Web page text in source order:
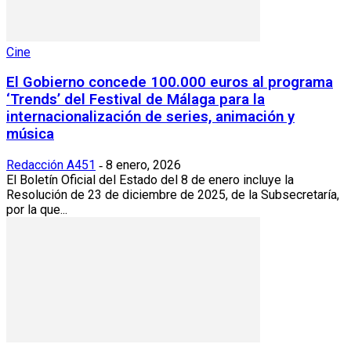
Cine
El Gobierno concede 100.000 euros al programa
‘Trends’ del Festival de Málaga para la
internacionalización de series, animación y
música
Redacción A451 - 8 enero, 2026
El Boletín Oficial del Estado del 8 de enero incluye la
Resolución de 23 de diciembre de 2025, de la Subsecretaría,
por la que...